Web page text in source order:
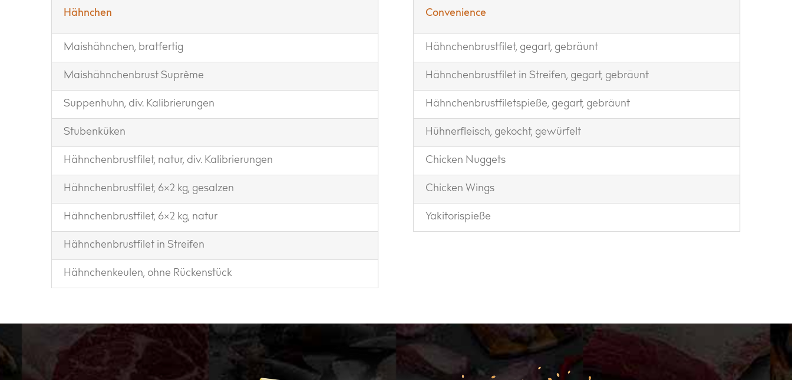
Hähnchen
Maishähnchen, bratfertig
Maishähnchenbrust Suprème
Suppenhuhn, div. Kalibrierungen
Stubenküken
Hähnchenbrustfilet, natur, div. Kalibrierungen
Hähnchenbrustfilet, 6×2 kg, gesalzen
Hähnchenbrustfilet, 6×2 kg, natur
Hähnchenbrustfilet in Streifen
Hähnchenkeulen, ohne Rückenstück
Convenience
Hähnchenbrustfilet, gegart, gebräunt
Hähnchenbrustfilet in Streifen, gegart, gebräunt
Hähnchenbrustfiletspieße, gegart, gebräunt
Hühnerfleisch, gekocht, gewürfelt
Chicken Nuggets
Chicken Wings
Yakitorispieße